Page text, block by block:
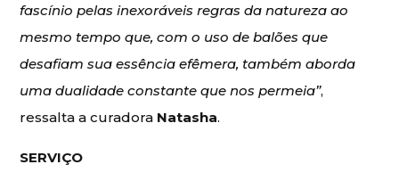
fascínio pelas inexoráveis regras da natureza ao
mesmo tempo que, com o uso de balões que
desafiam sua essência efêmera, também aborda
uma dualidade constante que nos permeia”,
ressalta a curadora Natasha.
SERVIÇO